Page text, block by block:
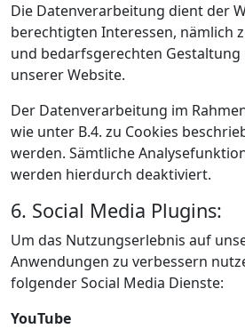
Die Datenverarbeitung dient der
berechtigten Interessen, nämlich
und bedarfsgerechten
unserer Website.
Der Datenverarbeitung im
wie unter B.4. zu Cookies
werden. Sämtliche
werden hierdurch deaktiviert.
6. Social Media Plugins:
Um das Nutzungserlebnis auf
Anwendungen zu verbessern
folgender Social Media Dienste:
YouTube